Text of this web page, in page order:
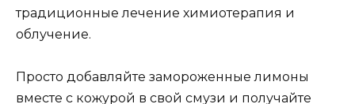
традиционные лечение химиотерапия и
облучение.
Просто добавляйте замороженные лимоны
вместе с кожурой в свой смузи и получайте